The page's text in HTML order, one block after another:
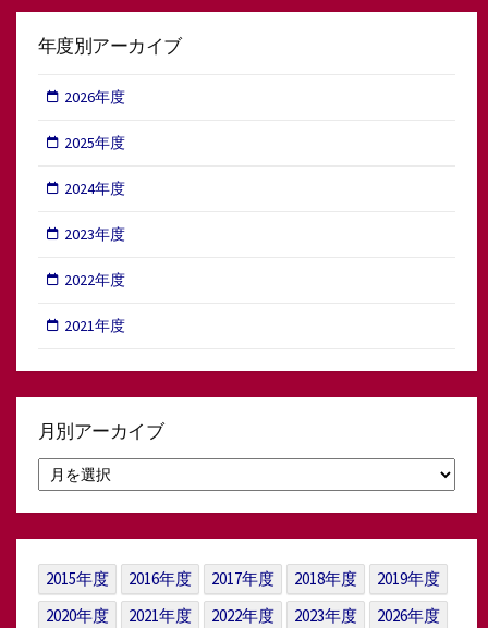
年度別アーカイブ
2026年度
2025年度
2024年度
2023年度
2022年度
2021年度
月別アーカイブ
別
ア
イ
ブ
2015年度 2016年度 2017年度 2018年度
2019年度
2020年度
2021年度 2022年度 2023年度 2026年度